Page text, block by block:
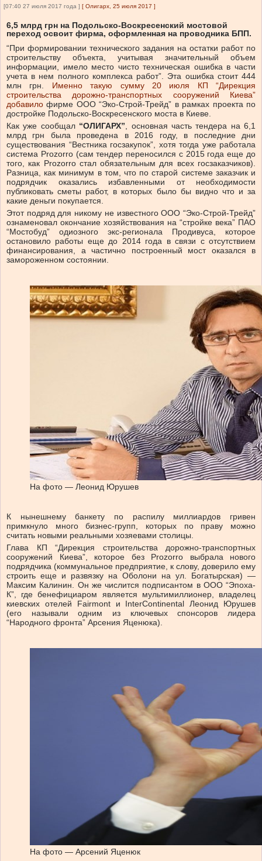
[07:40 27 июля 2017 года ] [ Олигарх, 25 июля 2017 ]
6,5 млрд грн на Подольско-Воскресенский мостовой
переход освоит фирма, оформленная на проводника БПП.
“При формировании технического задания на остатки работ по
строительству объекта, учитывая значительный объем
информации, имело место чисто техническая ошибка в части
учета в нем полного комплекса работ”. Эта ошибка стоит 444
млн грн. Именно такую сумму 20 июля КП “Дирекция
строительства дорожно-транспортных сооружений Киева”
добавилофирме ООО “Эко-Строй-Трейд” в рамках проекта по
достройке Подольско-Воскресенского моста в Киеве.
Как уже сообщал “ОЛИГАРХ”, основная часть тендера на 6,1
млрд грн была проведена в 2016 году, в последние дни
существования “Вестника госзакупок”, хотя тогда уже работала
система Prozorro (сам тендер переносился с 2015 года еще до
того, как Prozorro стал обязательным для всех госзаказчиков).
Разница, как минимум в том, что по старой системе заказчик и
подрядчик оказались избавленными от необходимости
публиковать сметы работ, в которых было бы видно что и за
какие деньги покупается.
Этот подряд для никому не известного ООО “Эко-Строй-Трейд”
ознаменовал окончание хозяйствования на “стройке века” ПАО
“Мостобуд” одиозного экс-регионала Продивуса, которое
остановило работы еще до 2014 года в связи с отсутствием
финансирования, а частично построенный мост оказался в
замороженном состоянии.
На фото — Леонид Юрушев
К нынешнему банкету по распилу миллиардов гривен
примкнуло много бизнес-групп, которых по праву можно
считать новыми реальными хозяевами столицы.
Глава КП “Дирекция строительства дорожно-транспортных
сооружений Киева”, которое без Prozorro выбрала нового
подрядчика (коммунальное предприятие, к слову, доверило ему
строить еще и развязку на Оболони на ул. Богатырская) —
Максим Калинин. Он же числится подписантом в ООО “Эпоха-
К”, где бенефициаром является мультимиллионер, владелец
киевских отелей Fairmont и InterContinental Леонид Юрушев
(его называли одним из ключевых спонсоров лидера
“Народного фронта” Арсения Яценюка).
На фото — Арсений Яценюк